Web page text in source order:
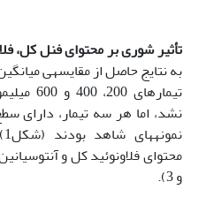
تأثیر شوری بر محتوای فنل کل،
به نتایج حاصل از مقایسه­ی
نشد، اما هر سه تیمار، دارای
و 3).